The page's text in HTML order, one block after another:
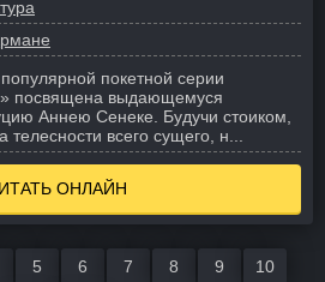
покетной серии
посвящена выдающемуся
Аннею Сенеке. Будучи стоиком,
всего сущего, н...
ОНЛАЙН
5 6 7 8 9 10